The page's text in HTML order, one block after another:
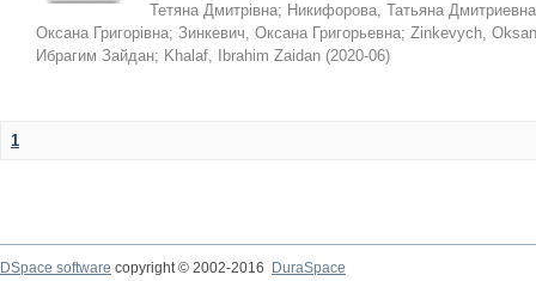
Тетяна Дмитрівна; Никифорова, Татьяна Дмитриевна
Оксана Григорівна; Зинкевич, Оксана Григорьевна; Zinkevych,
Ибрагим Зайдан; Khalaf, Ibrahim Zaidan (2020-06)
1
DSpace software copyright © 2002-2016
DuraSpace